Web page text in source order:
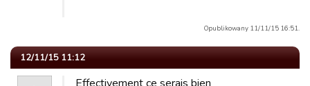
Opublikowany 11/11/15 16:51.
12/11/15 11:12